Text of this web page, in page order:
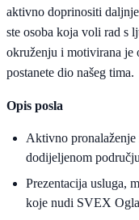
aktivno doprinositi
ste osoba koja voli rad s
okruženju i motivirana je
postanete dio našeg tima.
Opis posla
Aktivno
dodijeljenom području
Prezentacija usluga,
koje nudi SVEX